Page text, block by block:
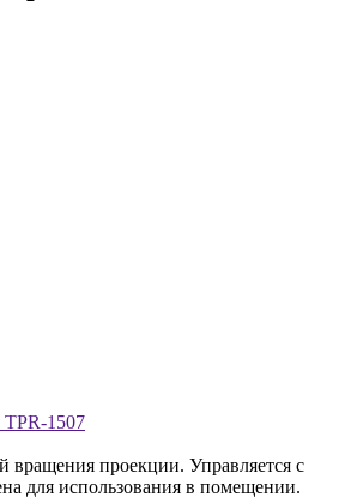
TPR-1507
вращения проекции. Управляется с
для использования в помещении.